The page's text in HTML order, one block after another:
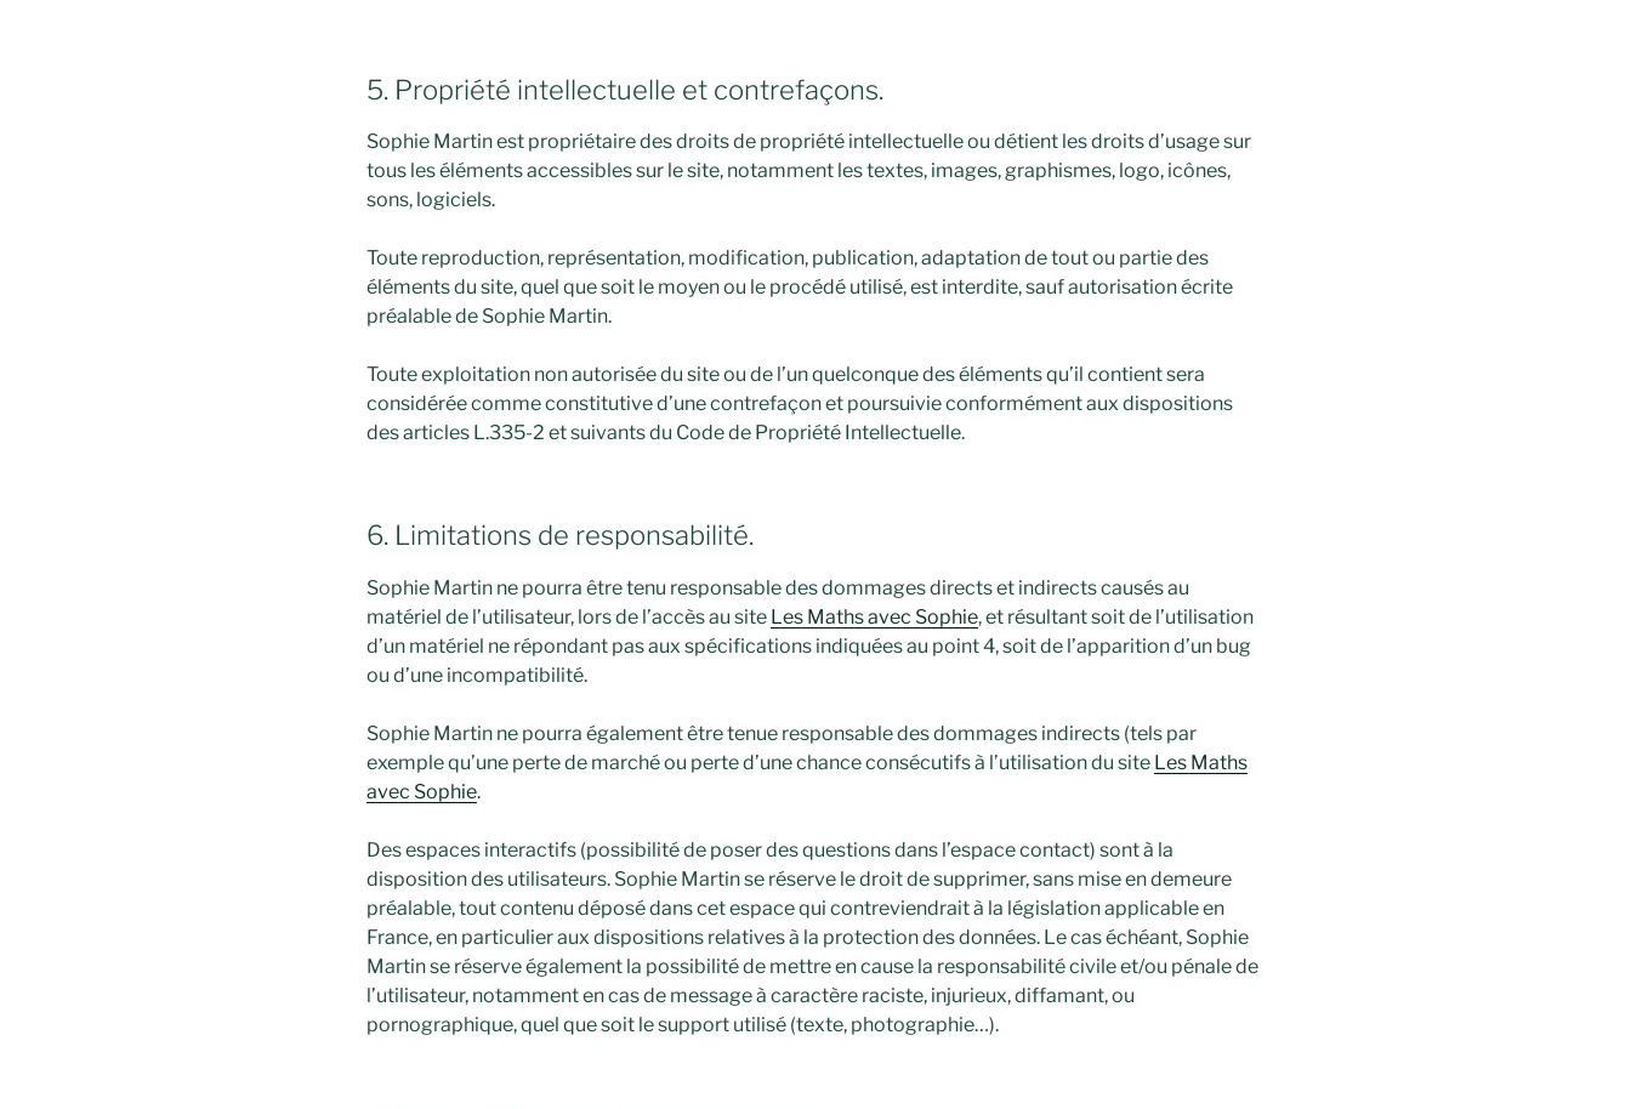
5. Propriété intellectuelle et contrefaçons.
Sophie Martin est propriétaire des droits de propriété intellectuelle ou détient les droits d’usage sur
tous les éléments accessibles sur le site, notamment les textes, images, graphismes, logo, icônes,
sons, logiciels.
Toute reproduction, représentation, modification, publication, adaptation de tout ou partie des
éléments du site, quel que soit le moyen ou le procédé utilisé, est interdite, sauf autorisation écrite
préalable de Sophie Martin.
Toute exploitation non autorisée du site ou de l’un quelconque des éléments qu’il contient sera
considérée comme constitutive d’une contrefaçon et poursuivie conformément aux dispositions
des articles L.335-2 et suivants du Code de Propriété Intellectuelle.
6. Limitations de responsabilité.
Sophie Martin ne pourra être tenu responsable des dommages directs et indirects causés au
matériel de l’utilisateur, lors de l’accès au site Les Maths avec Sophie, et résultant soit de l’utilisation
d’un matériel ne répondant pas aux spécifications indiquées au point 4, soit de l’apparition d’un bug
ou d’une incompatibilité.
Sophie Martin ne pourra également être tenue responsable des dommages indirects (tels par
exemple qu’une perte de marché ou perte d’une chance consécutifs à l’utilisation du site Les Maths
avec Sophie.
Des espaces interactifs (possibilité de poser des questions dans l’espace contact) sont à la
disposition des utilisateurs. Sophie Martin se réserve le droit de supprimer, sans mise en demeure
préalable, tout contenu déposé dans cet espace qui contreviendrait à la législation applicable en
France, en particulier aux dispositions relatives à la protection des données. Le cas échéant, Sophie
Martin se réserve également la possibilité de mettre en cause la responsabilité civile et/ou pénale de
l’utilisateur, notamment en cas de message à caractère raciste, injurieux, diffamant, ou
pornographique, quel que soit le support utilisé (texte, photographie…).